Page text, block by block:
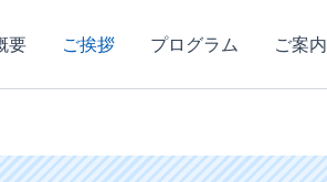
要 ご挨拶 プログラム ご案内